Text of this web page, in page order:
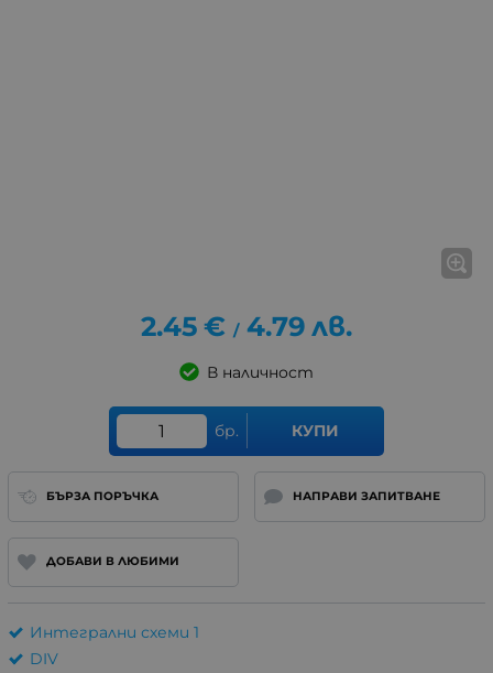
2.45 € / 4.79 лв.
В наличност
бр. КУПИ
БЪРЗА ПОРЪЧКА НАПРАВИ ЗАПИТВАНЕ
ДОБАВИ В ЛЮБИМИ
Интегрални схеми 1
DIV